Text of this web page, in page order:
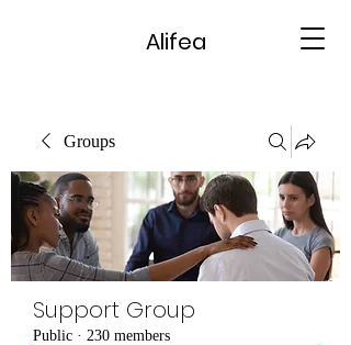
Alifea
Groups
Support Group
Public · 230 members